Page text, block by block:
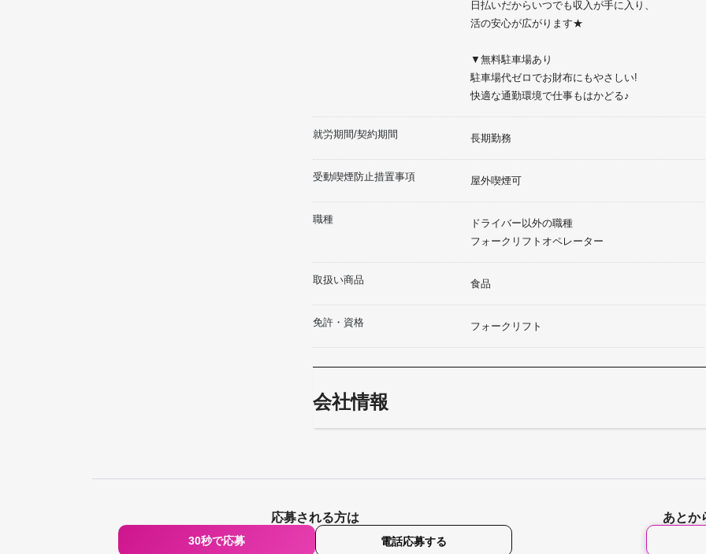
日払いだからいつでも収入が手に入り、
活の安心が広がります★
▼無料駐車場あり
駐車場代ゼロでお財布にもやさしい!
快適な通勤環境で仕事もはかどる♪
就労期間/契約期間 長期勤務
受動喫煙防止措置事項 屋外喫煙可
職種
ドライバー以外の職種
フォークリフトオペレーター
取扱い商品 食品
免許・資格 フォークリフト
会社情報
応募される方は
30秒で応募 電話応募する
あとか